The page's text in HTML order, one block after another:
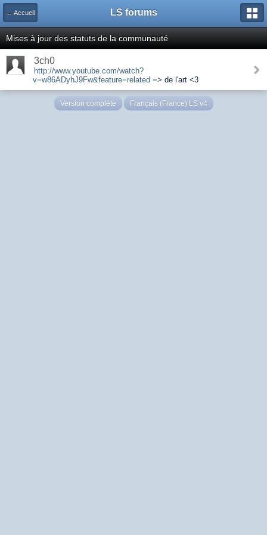
← Accueil LS forums
Mises à jour des statuts de la communauté
3ch0
http://www.youtube.com/watch?
v=w86ADyhJ9Fw&feature=related => de l'art <3
Version complète Français (France) LS v4